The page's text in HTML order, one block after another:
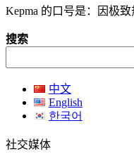
Kepma 的口号是：因极
搜索
中文
English
한국어
社交媒体